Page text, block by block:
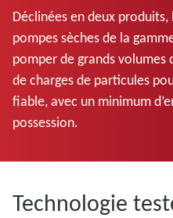
Déclinées en deux produits,
pompes sèches de la
pomper de grands volumes
de charges de particules
fiable, avec un minimum
possession.
Technologie